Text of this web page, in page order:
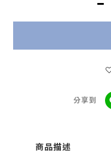
分享到
商品描述